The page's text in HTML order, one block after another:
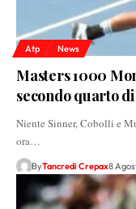
Atp News
Masters 1000
secondo quarto
Niente Sinner, Cobolli e
ora…
ByTancredi Crepax8